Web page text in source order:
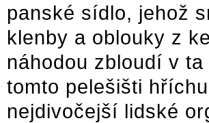
panské sídlo, jehož
klenby a oblouky z
náhodou zbloudí v
tomto pelešišti
nejdivočejší lidské